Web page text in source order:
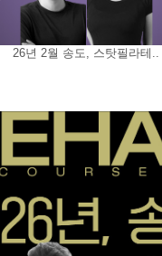
26년 2월 송도, 스탓필라테..